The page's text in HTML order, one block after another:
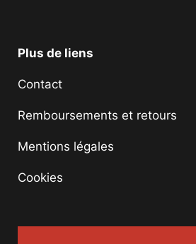
Plus de liens
Contact
Remboursements et retours
Mentions légales
Cookies